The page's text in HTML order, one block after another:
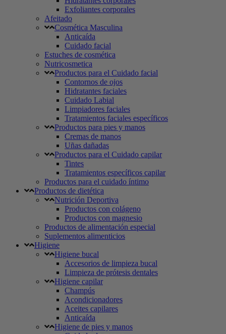
Exfoliantes corporales
Afeitado
Cosmética Masculina
Anticaída
Cuidado facial
Estuches de cosmética
Nutricosmetica
Productos para el Cuidado facial
Contornos de ojos
Hidratantes faciales
Cuidado Labial
Limpiadores faciales
Tratamientos faciales específicos
Productos para pies y manos
Cremas de manos
Uñas dañadas
Productos para el Cuidado capilar
Tintes
Tratamientos específicos capilar
Productos para el cuidado íntimo
Productos de dietética
Nutrición Deportiva
Productos con colágeno
Productos con magnesio
Productos de alimentación especial
Suplementos alimenticios
Higiene
Higiene bucal
Accesorios de limpieza bucal
Limpieza de prótesis dentales
Higiene capilar
Champús
Acondicionadores
Aceites capilares
Anticaída
Higiene de pies y manos